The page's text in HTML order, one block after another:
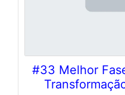
#33 Melhor